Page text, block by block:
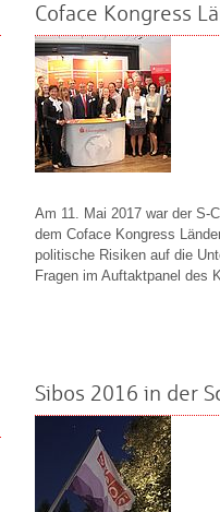
Coface Kongress
Am 11. Mai 2017 war der S-
dem Coface Kongress
politische Risiken auf die
Fragen im Auftaktpanel des
Sibos 2016 in der